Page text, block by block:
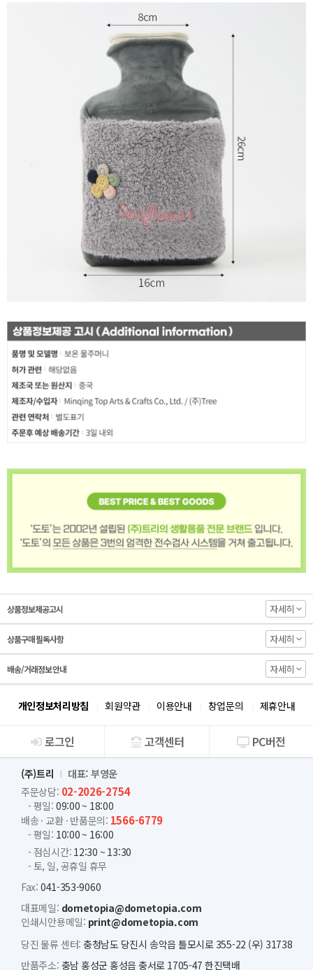
상품정보제공고시 자세히
상품구매 필독사항 자세히
배송/거래정보 안내 자세히
개인정보처리방침 회원약관 이용안내 창업문의 제휴안내
회사소개
로그인 고객센터 PC버전
(주)트리
대표: 부영운
주문상담: 02-2026-2754
- 평일: 09:00 ~ 18:00
배송 · 교환 · 반품문의: 1566-6779
- 평일: 10:00 ~ 16:00
- 점심시간: 12:30 ~ 13:30
- 토, 일, 공휴일 휴무
Fax: 041-353-9060
대표메일: dometopia@dometopia.com
인쇄시안용메일: print@dometopia.com
당진 물류 센터: 충청남도 당진시 송악읍 틀모시로 355-22 (우) 31738
반품주소: 충남 홍성군 홍성읍 충서로 1705-47 한진택배